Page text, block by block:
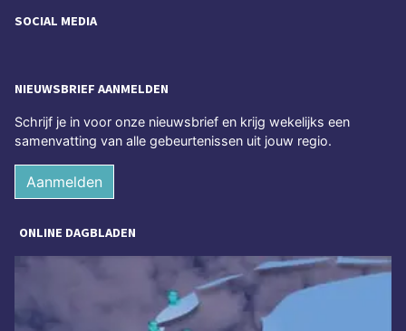
SOCIAL MEDIA
NIEUWSBRIEF AANMELDEN
Schrijf je in voor onze nieuwsbrief en krijg wekelijks een
samenvatting van alle gebeurtenissen uit jouw regio.
Aanmelden
ONLINE DAGBLADEN